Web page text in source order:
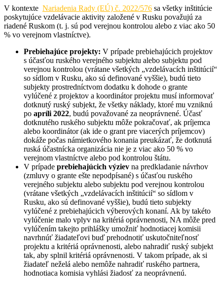
V kontexte Nariadenia Rady (EÚ) č. 2022/576 sa všetky inštitúcie
poskytujúce vzdelávacie aktivity založené v Rusku považujú za
riadené Ruskom (t. j. sú pod verejnou kontrolou alebo z viac ako 50
% vo verejnom vlastníctve).
Prebiehajúce projekty: V prípade prebiehajúcich projektov
s účasťou ruského verejného subjektu alebo subjektu pod
verejnou kontrolou (vrátane všetkých „vzdelávacích inštitúcií“
so sídlom v Rusku, ako sú definované vyššie), budú tieto
subjekty prostredníctvom dodatku k dohode o grante
vylúčené z projektov a koordinátor projektu musí informovať
dotknutý ruský subjekt, že všetky náklady, ktoré mu vzniknú
po apríli 2022, budú považované za neoprávnené. Účasť
dotknutého ruského subjektu môže pokračovať, ak príjemca
alebo koordinátor (ak ide o grant pre viacerých príjemcov)
dokáže počas námietkového konania preukázať, že dotknutá
ruská účastnícka organizácia nie je z viac ako 50 % vo
verejnom vlastníctve alebo pod kontrolou štátu.
V prípade prebiehajúcich výziev na predkladanie návrhov
(zmluvy o grante ešte nepodpísané) s účasťou ruského
verejného subjektu alebo subjektu pod verejnou kontrolou
(vrátane všetkých „vzdelávacích inštitúcií“ so sídlom v
Rusku, ako sú definované vyššie), budú tieto subjekty
vylúčené z prebiehajúcich výberových konaní. Ak by takéto
vylúčenie malo vplyv na kritériá oprávnenosti, NA môže pred
vylúčením takejto prihlášky umožniť hodnotiacej komisii
navrhnúť žiadateľovi buď prehodnotiť uskutočniteľnosť
projektu a kritériá oprávnenosti, alebo nahradiť ruský subjekt
tak, aby splnil kritériá oprávnenosti. V takom prípade, ak si
žiadateľ neželá alebo nemôže nahradiť ruského partnera,
hodnotiaca komisia vyhlási žiadosť za neoprávnenú.